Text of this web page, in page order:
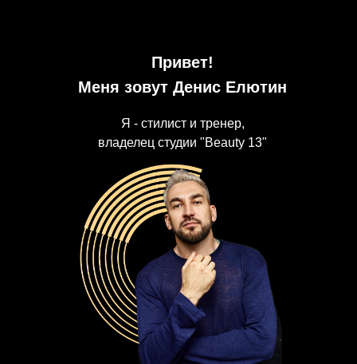
Привет!
Меня зовут Денис Елютин
Я - стилист и тренер,
владелец студии "Beauty 13"